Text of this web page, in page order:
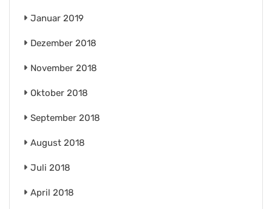
Januar 2019
Dezember 2018
November 2018
Oktober 2018
September 2018
August 2018
Juli 2018
April 2018